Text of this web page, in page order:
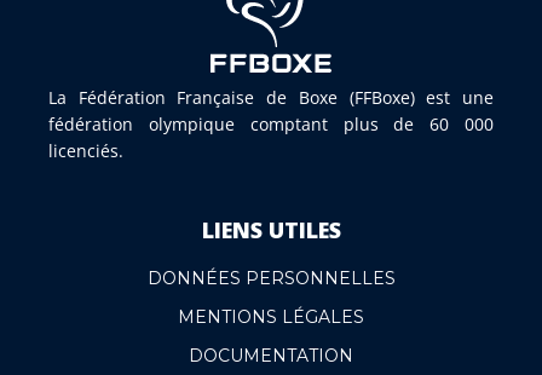
La Fédération Française de Boxe (FFBoxe) est une
fédération olympique comptant plus de 60 000
licenciés.
LIENS UTILES
DONNÉES PERSONNELLES
MENTIONS LÉGALES
DOCUMENTATION